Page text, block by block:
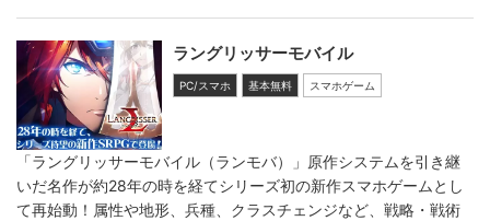
ラングリッサーモバイル
PC/スマホ 基本無料 スマホゲーム
「ラングリッサーモバイル（ランモバ）」原作システムを引き継
いだ名作が約28年の時を経てシリーズ初の新作スマホゲームとし
て再始動！属性や地形、兵種、クラスチェンジなど、戦略・戦術